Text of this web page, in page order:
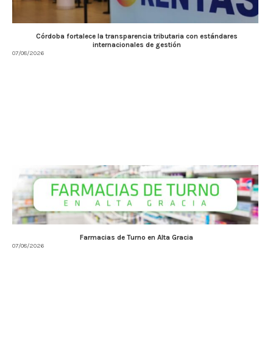
Córdoba fortalece la transparencia tributaria con estándares
internacionales de gestión
07/08/2026
Farmacias de Turno en Alta Gracia
07/08/2026